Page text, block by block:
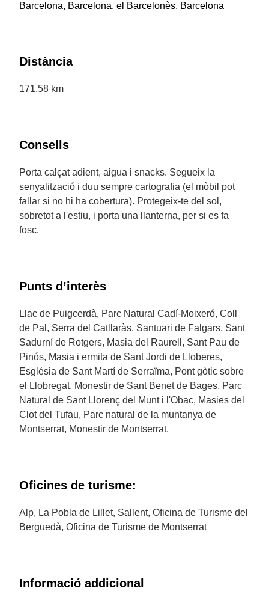
Barcelona, Barcelona, el Barcelonès, Barcelona
Distància
171,58 km
Consells
Porta calçat adient, aigua i snacks. Segueix la
senyalització i duu sempre cartografia (el mòbil pot
fallar si no hi ha cobertura). Protegeix-te del sol,
sobretot a l'estiu, i porta una llanterna, per si es fa
fosc.
Punts d’interès
Llac de Puigcerdà, Parc Natural Cadí-Moixeró, Coll
de Pal, Serra del Catllaràs, Santuari de Falgars, Sant
Sadurní de Rotgers, Masia del Raurell, Sant Pau de
Pinós, Masia i ermita de Sant Jordi de Lloberes,
Església de Sant Martí de Serraïma, Pont gòtic sobre
el Llobregat, Monestir de Sant Benet de Bages, Parc
Natural de Sant Llorenç del Munt i l'Obac, Masies del
Clot del Tufau, Parc natural de la muntanya de
Montserrat, Monestir de Montserrat.
Oficines de turisme:
Alp, La Pobla de Lillet, Sallent, Oficina de Turisme del
Berguedà, Oficina de Turisme de Montserrat
Informació addicional